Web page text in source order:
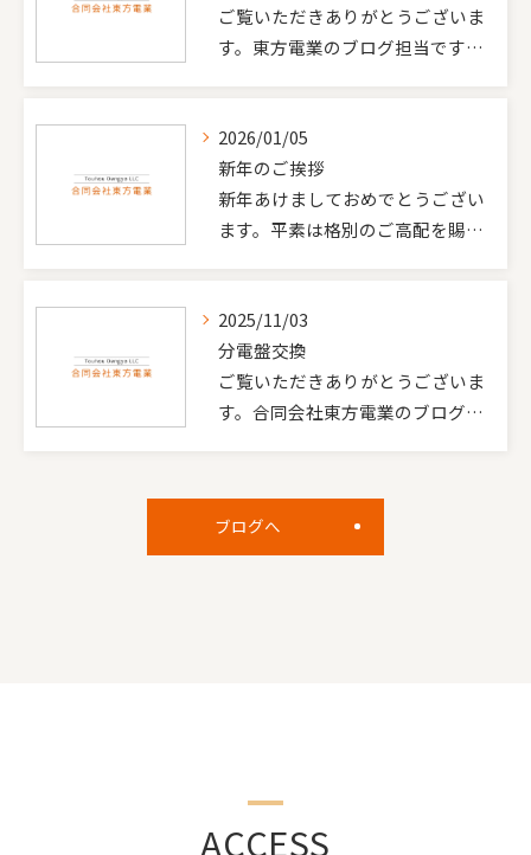
ご覧いただきありがとうございま
す。東方電業のブログ担当です…
2026/01/05
新年のご挨拶
新年あけましておめでとうござい
ます。平素は格別のご高配を賜…
2025/11/03
分電盤交換
ご覧いただきありがとうございま
す。合同会社東方電業のブログ…
ブログへ
ACCESS